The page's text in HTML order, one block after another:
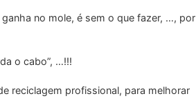
no mole, é sem o que fazer, …, por
o cabo”, …!!!
reciclagem profissional, para melhorar